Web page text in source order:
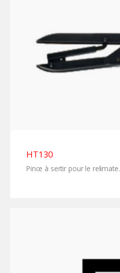
HT130
Pince à sertir pour le relimate.